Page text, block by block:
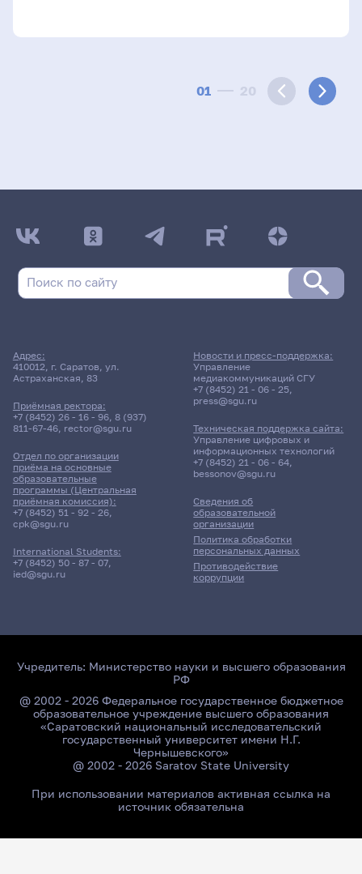
01 20
Адрес:
410012, г. Саратов, ул.
Астраханская, 83
Приёмная ректора:
+7 (8452) 26 - 16 - 96, 8 (937)
811-67-46, rector@sgu.ru
Отдел по организации
приёма на основные
образовательные
программы (Центральная
приёмная комиссия):
+7 (8452) 51 - 92 - 26,
cpk@sgu.ru
International Students:
+7 (8452) 50 - 87 - 07,
ied@sgu.ru
Сведения об
образовательной
организации
Политика обработки
персональных данных
Противодействие
коррупции
Новости и пресс-поддержка:
Управление
медиакоммуникаций СГУ
+7 (8452) 21 - 06 - 25,
press@sgu.ru
Техническая поддержка сайта:
Управление цифровых и
информационных технологий
+7 (8452) 21 - 06 - 64,
bessonov@sgu.ru
Учредитель: Министерство науки и высшего образования
РФ
@ 2002 - 2026 Федеральное государственное бюджетное
образовательное учреждение высшего образования
«Саратовский национальный исследовательский
государственный университет имени Н.Г.
Чернышевского»
@ 2002 - 2026 Saratov State University
При использовании материалов активная ссылка на
источник обязательна